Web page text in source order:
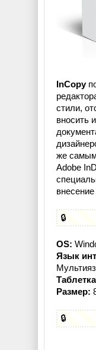
InCopy
стили,
вносить
же
Adobe
🔒
OS:
Язык
Размер:
🔒